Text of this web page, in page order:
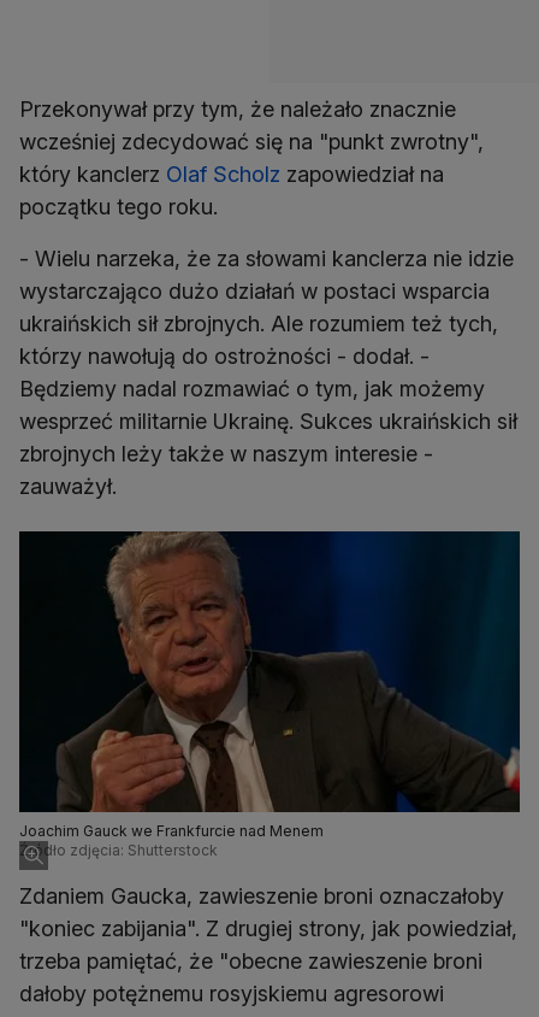
Przekonywał przy tym, że należało znacznie
wcześniej zdecydować się na "punkt zwrotny",
który kanclerz Olaf Scholz zapowiedział na
początku tego roku.
- Wielu narzeka, że za słowami kanclerza nie idzie
wystarczająco dużo działań w postaci wsparcia
ukraińskich sił zbrojnych. Ale rozumiem też tych,
którzy nawołują do ostrożności - dodał. -
Będziemy nadal rozmawiać o tym, jak możemy
wesprzeć militarnie Ukrainę. Sukces ukraińskich sił
zbrojnych leży także w naszym interesie -
zauważył.
Joachim Gauck we Frankfurcie nad Menem
Źródło zdjęcia: Shutterstock
Zdaniem Gaucka, zawieszenie broni oznaczałoby
"koniec zabijania". Z drugiej strony, jak powiedział,
trzeba pamiętać, że "obecne zawieszenie broni
dałoby potężnemu rosyjskiemu agresorowi